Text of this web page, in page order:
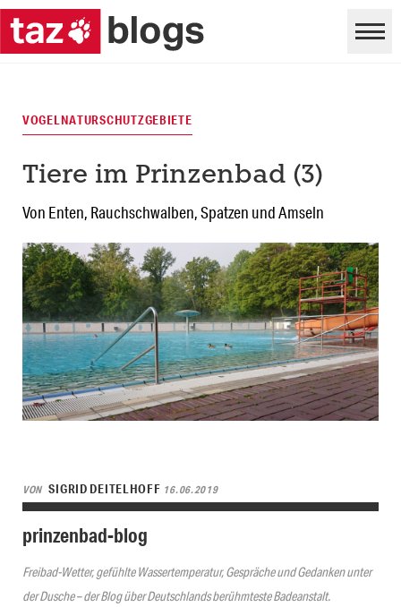
VOGELNATURSCHUTZGEBIETE
Tiere im Prinzenbad (3)
Von Enten, Rauchschwalben, Spatzen und Amseln
VON SIGRID DEITELHOFF 16.06.2019
prinzenbad-blog
Freibad-Wetter, gefühlte Wassertemperatur, Gespräche und Gedanken unter
der Dusche – der Blog über Deutschlands berühmteste Badeanstalt.